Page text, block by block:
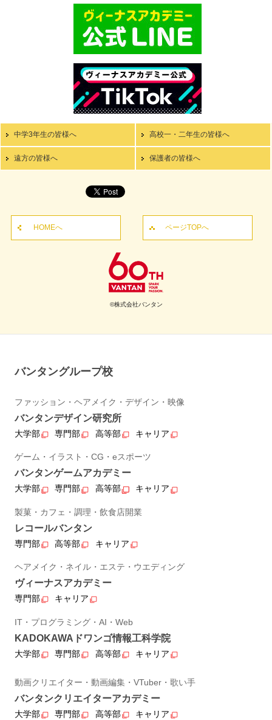
中学3年生の皆様へ 高校一・二年生の皆様へ
遠方の皆様へ 保護者の皆様へ
HOMEへ ページTOPへ
©株式会社バンタン
バンタングループ校
ファッション・ヘアメイク・デザイン・映像
バンタンデザイン研究所
大学部 専門部 高等部 キャリア
ゲーム・イラスト・CG・eスポーツ
バンタンゲームアカデミー
大学部 専門部 高等部 キャリア
製菓・カフェ・調理・飲食店開業
レコールバンタン
専門部 高等部 キャリア
ヘアメイク・ネイル・エステ・ウエディング
ヴィーナスアカデミー
専門部 キャリア
IT・プログラミング・AI・Web
KADOKAWAドワンゴ情報工科学院
大学部 専門部 高等部 キャリア
動画クリエイター・動画編集・VTuber・歌い手
バンタンクリエイターアカデミー
大学部 専門部 高等部 キャリア